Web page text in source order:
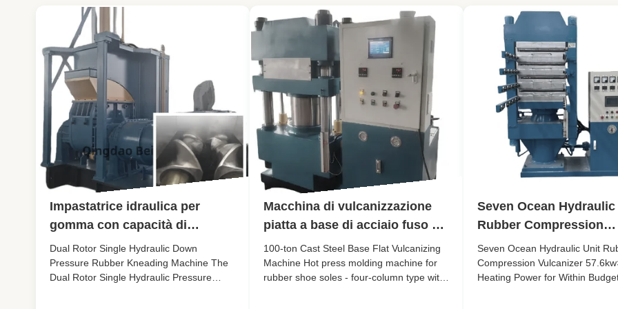
Impastatrice idraulica per
gomma con capacità di
miscelazione di 55L e controllo
PLC per una lavorazione
efficiente della gomma
Dual Rotor Single Hydraulic Down
Pressure Rubber Kneading Machine The
Dual Rotor Single Hydraulic Pressure
Macchina di vulcanizzazione
piatta a base di acciaio fuso da
100 tonnellate - Macchina di
stampaggio a pressione calda
per suole di scarpe di gomma -
100-ton Cast Steel Base Flat Vulcanizing
Machine Hot press molding machine for
rubber shoe soles - four-column type with
Seven Ocean
Rubber Compression
Vulcanizer 57.6kw×2
Power for Within
Seven Ocean Hydraulic Unit
Compression Vulcanizer
Heating Power for Within